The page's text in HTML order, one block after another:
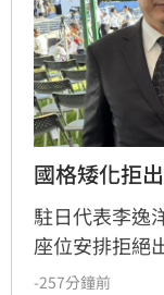
國格矮化拒
駐日代表李逸
座位安排拒絕
是以「戰略高
-257分鐘前